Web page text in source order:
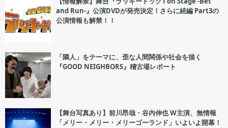
and Run-』公演DVDが発売決定！さらに続編 Part3の
公演情報も解禁！！
「隣人」をテーマに、歪な人間関係や社会を描く
『GOOD NEIGHBORS』稽古場レポート
【舞台写真あり】前川昂哉・谷内伸也 W主演、無情報
「メリー・メリー・メリーゴーランド」いよいよ開幕！